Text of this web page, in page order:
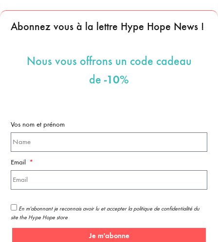
Abonnez vous à la lettre Hype Hope News !
Nous vous offrons un code cadeau
de -10%
Vos nom et prénom
Email
En m'abonnant je reconnais avoir lu et accepter la politique de confidentialité du
site the Hype Hope store
Je m'abonne